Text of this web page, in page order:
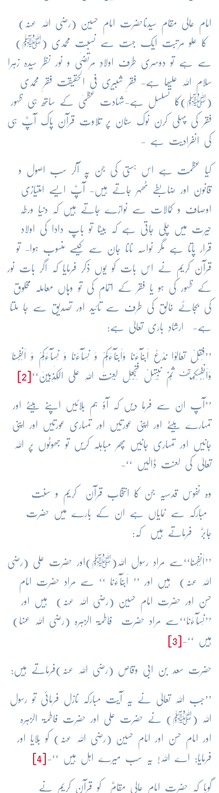
امام عالی مقام سیدناحضرت امام حسین (رضی اللہ عنہ)
کا علو مرتبت ایک جہت سے نسبت محمدی (ﷺ)
سے ہے تو دوسری طرف اولادِ مرتضٰی و نور نظر سیدہ زہرا
سلام اللہ علیھا ہے- فقرِ شبیری فی الحقیقت فقرِ محمدی
(ﷺ)کا تسلسل ہے-شہادت عظمیٰ کے ساتھ ہی ظہور
فقر کی پہلی کرن نوک سنان پر تلاوتِ قرآن پاک آپؓ ہی
کی انفرادیت ہے -
کیا عظمت ہے اس ہستی کی جن پہ آکر سب اصول و
قانون اور ضابطے ٹھہر جاتے ہیں- آپؓ ایسے امتیازی
اوصاف و کمالات سے نوازے جاتے ہیں کہ دنیا ورطہ
حیرت میں چلی جاتی ہے کہ بیٹا تو باپ دادا کی اولاد
قرار پاتا ہے مگر نواسہ نانا جان سے کیسے منسوب ہوا- تو
قرآن کریم نے اس بات کو یوں ذکر فرمایا کہ اگر بات نور
کے ظہور کی ہو یا فقر کے اتمام کی تو وہاں معاملہ مخلوق
کی بجائے خالق کی طرف سے تائید اور تصدیق سے جا ملتا
ہے- ارشادِ باری تعالیٰ ہے:
’’فَقُلْ تَعَالَوْا نَدْعُ اَبْنَآءَنَا وَاَبْنَآءَکُمْ وَ نِسَآءَنَا وَ نِسَآءَکُمْ وَ اَنْفُسَنَا
وَاَنْفُسَکُمْقف ثُمَّ نَبْتَہِلْ فَنَجْعَل لَّعْنَتَ اللہِ عَلَی الْکٰذِبِیْنَ‘‘
’’آپ ان سے فرما دیں کہ آؤ ہم بلائیں اپنے بیٹے اور
تمہارے بیٹے اور اپنی عورتیں اور تمہاری عورتیں اور اپنی
جانیں اور تمہاری جانیں پھر مباہلہ کریں تو جھوٹوں پر اللہ
تعالیٰ کی لعنت ڈالیں ‘‘-
وہ نفوس قدسیہ جن کا انتخاب قرآن کریم و سنت
مبارکہ سے نمایاں ہے ان کے بارے میں حضرت
جابرؓ فرماتے ہیں کہ:
’’اَنْفُسَنَا‘‘سے مراد رسول اللہ(ﷺ)اور حضرت علی (رضی
اللہ عنہ) ہیں اور ’’ اَبْنَآءَنَا ‘‘ سے مراد حضرت امام
حسن اور حضرت امام حسین (رضی اللہ عنہ) ہیں اور
’’نِسَآءَنَا‘‘سے مراد حضرت فاطمۃ الزہرہ (رضی اللہ عنہا)
ہیں ‘‘-
حضرت سعد بن ابی وقاص (رضی اللہ عنہ)فرماتے ہیں:
’’جب اللہ تعالیٰ نے یہ آیت مبارکہ نازل فرمائی تو رسول
اللہ (ﷺ) نے حضرت علی اور حضرت فاطمۃ الزہرہ
اور امام حسن اور امام حسین (رضی اللہ عنہ) کو بُلایا اور
فرمایا: اے اللہ! یہ سب میرے اہل ہیں ‘‘-
گویا کہ حضرت امام عالی مقامؓ کو قرآن کریم نے